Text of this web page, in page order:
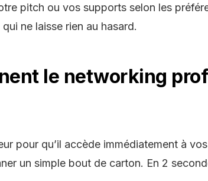
pitch ou vos supports selon les
ne laisse rien au hasard.
le networking
pour qu’il accède immédiatement à
un simple bout de carton. En 2